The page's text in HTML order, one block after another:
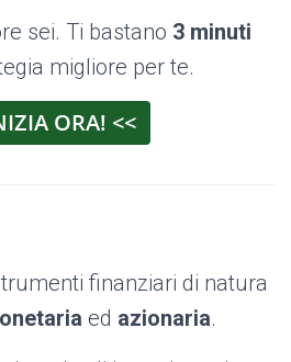
sei. Ti bastano 3 minuti
migliore per te.
ORA! <<
finanziari di natura
ed azionaria.